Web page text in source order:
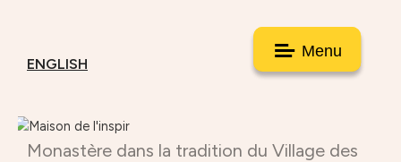
Menu
ENGLISH
Monastère dans la tradition du Village des